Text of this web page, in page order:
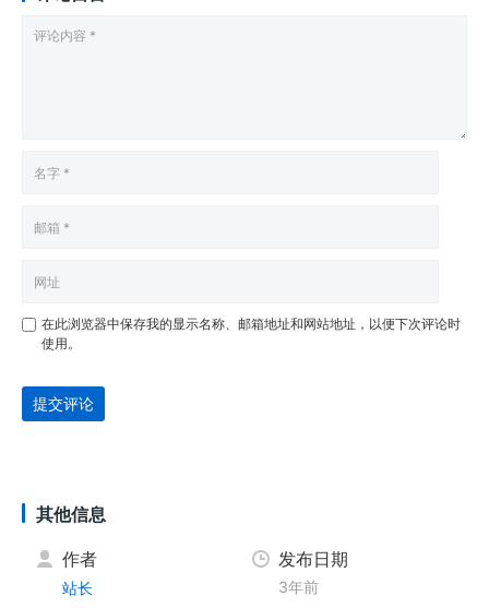
在此浏览器中保存我的显示名称、邮箱地址和网站地址，以便下次评论时
使用。
提交评论
其他信息
作者
站长
发布日期
3年前